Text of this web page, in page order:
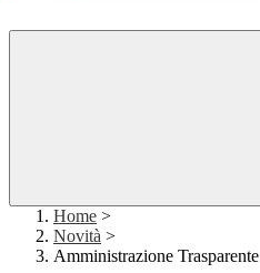
Home >
Novità >
Amministrazione Trasparente